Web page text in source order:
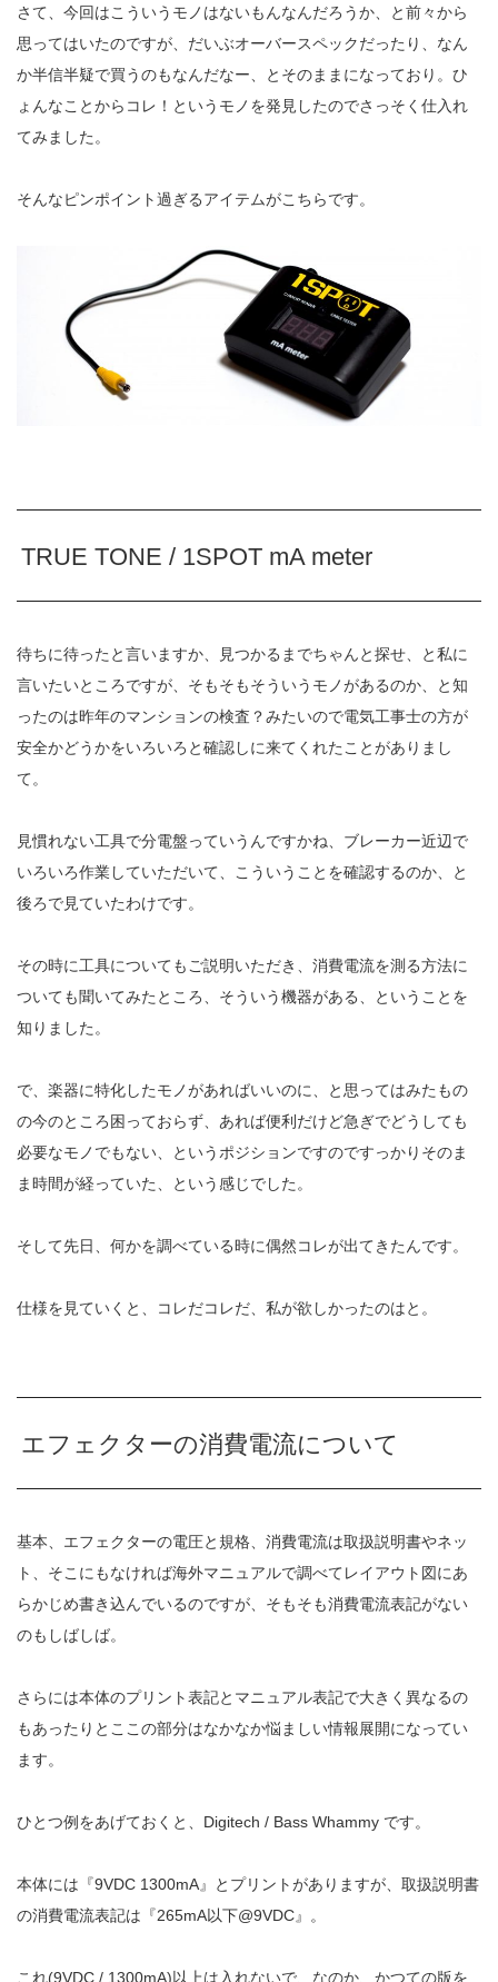
さて、今回はこういうモノはないもんなんだろうか、と前々から
思ってはいたのですが、だいぶオーバースペックだったり、なん
か半信半疑で買うのもなんだなー、とそのままになっており。ひ
ょんなことからコレ！というモノを発見したのでさっそく仕入れ
てみました。
そんなピンポイント過ぎるアイテムがこちらです。
TRUE TONE / 1SPOT mA meter
待ちに待ったと言いますか、見つかるまでちゃんと探せ、と私に
言いたいところですが、そもそもそういうモノがあるのか、と知
ったのは昨年のマンションの検査？みたいので電気工事士の方が
安全かどうかをいろいろと確認しに来てくれたことがありまし
て。
見慣れない工具で分電盤っていうんですかね、ブレーカー近辺で
いろいろ作業していただいて、こういうことを確認するのか、と
後ろで見ていたわけです。
その時に工具についてもご説明いただき、消費電流を測る方法に
ついても聞いてみたところ、そういう機器がある、ということを
知りました。
で、楽器に特化したモノがあればいいのに、と思ってはみたもの
の今のところ困っておらず、あれば便利だけど急ぎでどうしても
必要なモノでもない、というポジションですのですっかりそのま
ま時間が経っていた、という感じでした。
そして先日、何かを調べている時に偶然コレが出てきたんです。
仕様を見ていくと、コレだコレだ、私が欲しかったのはと。
エフェクターの消費電流について
基本、エフェクターの電圧と規格、消費電流は取扱説明書やネッ
ト、そこにもなければ海外マニュアルで調べてレイアウト図にあ
らかじめ書き込んでいるのですが、そもそも消費電流表記がない
のもしばしば。
さらには本体のプリント表記とマニュアル表記で大きく異なるの
もあったりとここの部分はなかなか悩ましい情報展開になってい
ます。
ひとつ例をあげておくと、Digitech / Bass Whammy です。
本体には『9VDC 1300mA』とプリントがありますが、取扱説明書
の消費電流表記は『265mA以下@9VDC』。
これ(9VDC / 1300mA)以上は入れないで、なのか、かつての版を